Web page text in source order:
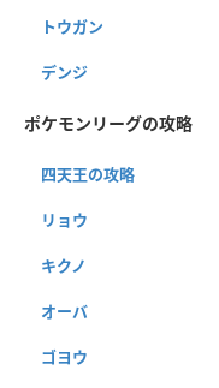
トウガン
デンジ
ポケモンリーグの攻略
四天王の攻略
リョウ
キクノ
オーバ
ゴヨウ